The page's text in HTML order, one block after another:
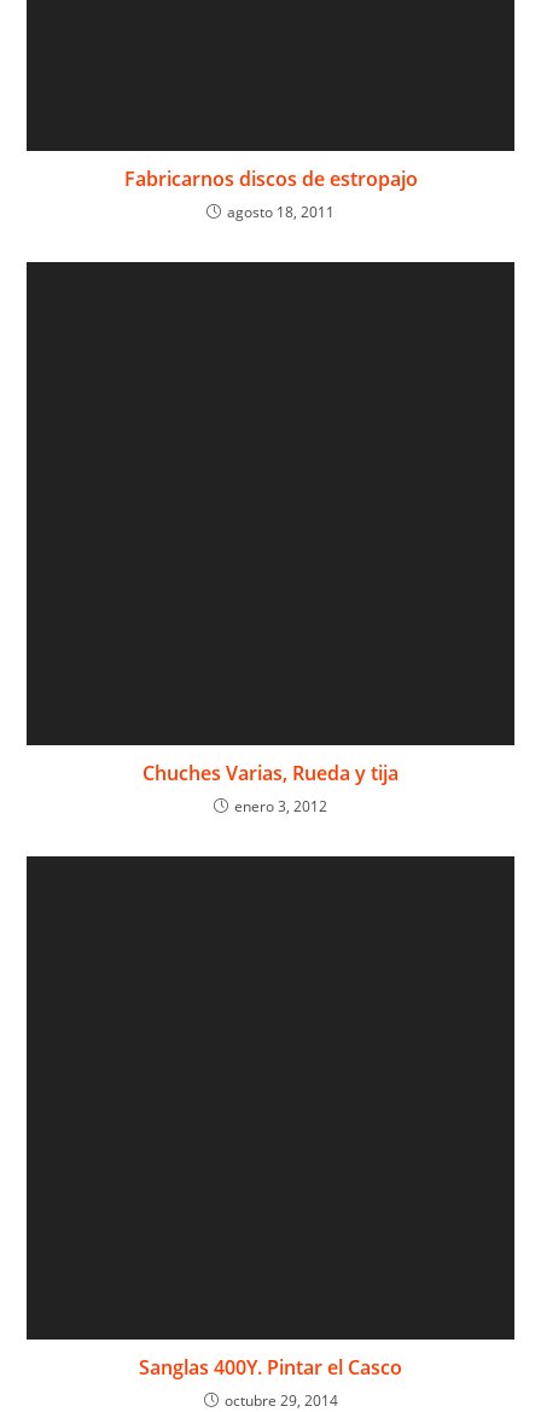
Fabricarnos discos de estropajo
agosto 18, 2011
Chuches Varias, Rueda y tija
enero 3, 2012
Sanglas 400Y. Pintar el Casco
octubre 29, 2014